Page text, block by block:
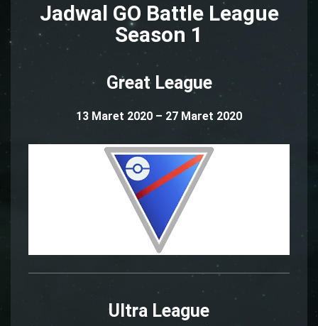
Jadwal GO Battle League
Season 1
Great League
13 Maret 2020 – 27 Maret 2020
Ultra League